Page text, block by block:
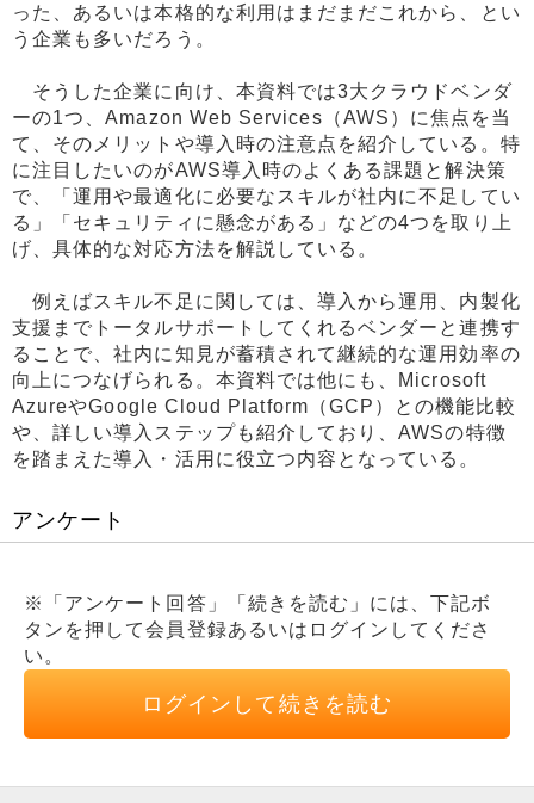
った、あるいは本格的な利用はまだまだこれから、とい
う企業も多いだろう。
そうした企業に向け、本資料では3大クラウドベンダ
ーの1つ、Amazon Web Services（AWS）に焦点を当
て、そのメリットや導入時の注意点を紹介している。特
に注目したいのがAWS導入時のよくある課題と解決策
で、「運用や最適化に必要なスキルが社内に不足してい
る」「セキュリティに懸念がある」などの4つを取り上
げ、具体的な対応方法を解説している。
例えばスキル不足に関しては、導入から運用、内製化
支援までトータルサポートしてくれるベンダーと連携す
ることで、社内に知見が蓄積されて継続的な運用効率の
向上につなげられる。本資料では他にも、Microsoft
AzureやGoogle Cloud Platform（GCP）との機能比較
や、詳しい導入ステップも紹介しており、AWSの特徴
を踏まえた導入・活用に役立つ内容となっている。
アンケート
※「アンケート回答」「続きを読む」には、下記ボ
タンを押して会員登録あるいはログインしてくださ
い。
ログインして続きを読む